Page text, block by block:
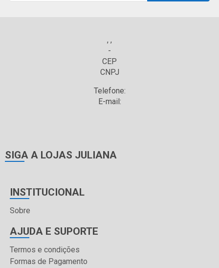
, ,
-
CEP
CNPJ
Telefone:
E-mail:
SIGA A LOJAS JULIANA
INSTITUCIONAL
Sobre
AJUDA E SUPORTE
Termos e condições
Formas de Pagamento